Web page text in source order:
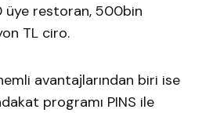
üye restoran, 500bin
TL ciro.
avantajlarından biri ise
programı PINS ile